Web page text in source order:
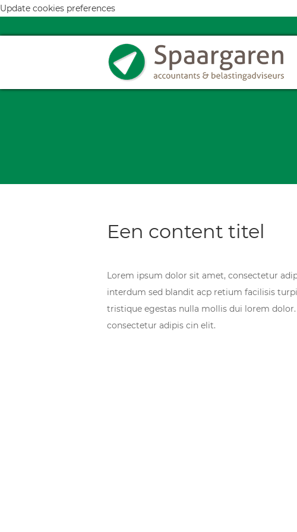
Update cookies preferences
Een content titel
Lorem ipsum dolor sit amet, consectetur
interdum sed blandit acp retium facilisis
tristique egestas nulla mollis dui lorem
consectetur adipis cin elit.